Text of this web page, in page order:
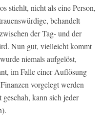
stiehlt, nicht als eine Person,
behandelt
der Tag- und der
Nun gut, vielleicht kommt
niemals aufgelöst,
im Falle einer Auflösung
vorgelegt werden
kann sich jeder